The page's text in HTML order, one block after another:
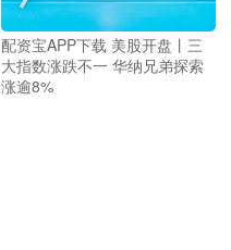
配资宝APP下载 美股开盘丨三
大指数涨跌不一 华纳兄弟探索
涨逾8%